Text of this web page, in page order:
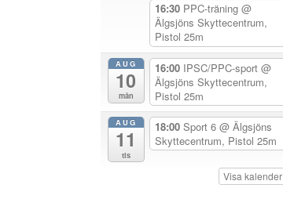
16:30 PPC-träning @
Älgsjöns Skyttecentrum,
Pistol 25m
AUG
10
mån
16:00 IPSC/PPC-sport @
Älgsjöns Skyttecentrum,
Pistol 25m
AUG
11
tis
18:00 Sport 6 @ Älgsjöns
Skyttecentrum, Pistol 25m
Visa kalender